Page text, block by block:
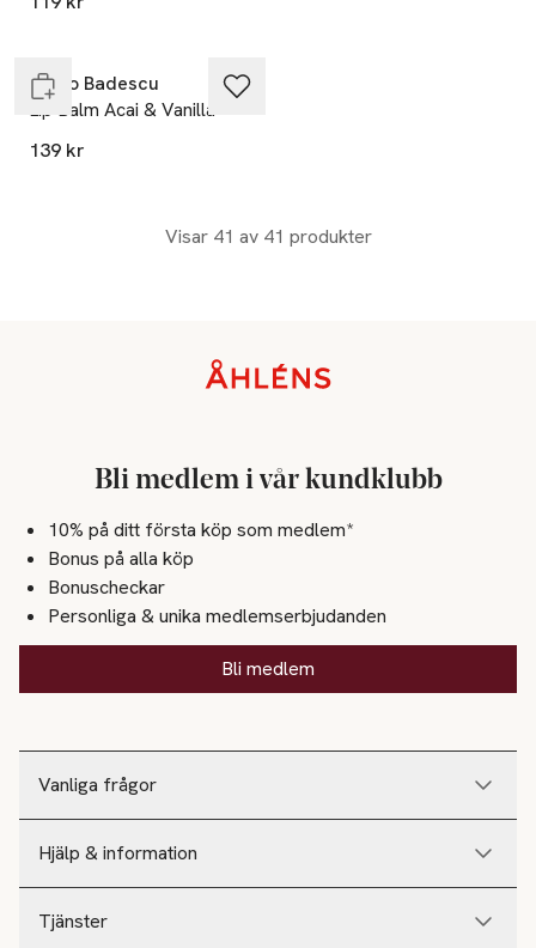
Mario Badescu
Lip Balm Acai & Vanilla
139 kr
Visar 41 av 41 produkter
Vanliga frågor
Hjälp & information
Tjänster
Bli medlem i vår kundklubb
10% på ditt första köp som medlem*
Bonus på alla köp
Bonuscheckar
Personliga & unika medlemserbjudanden
Bli medlem